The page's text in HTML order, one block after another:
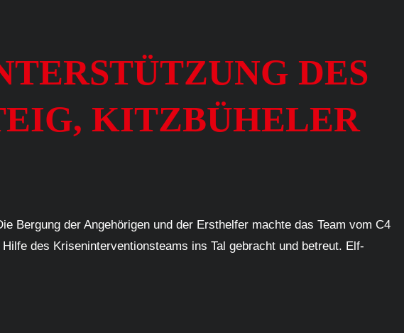
DES
KITZBÜHELER
Bergung der Angehörigen und der Ersthelfer machte das Team vom C4
des Kriseninterventionsteams ins Tal gebracht und betreut. Elf-